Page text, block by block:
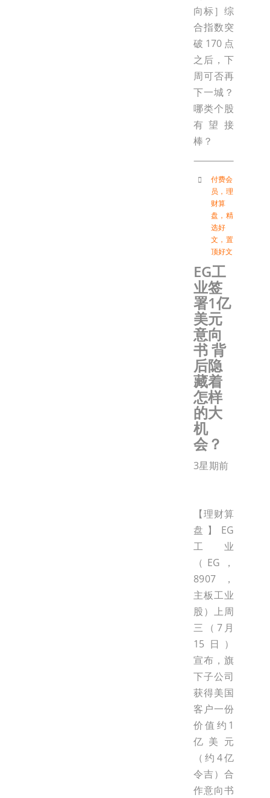
向标］综
合指数突
破170点
之后，下
周可否再
下一城？
哪类个股
有望接
棒？
付费会
员 ， 理
财算
盘 ， 精
选好
文 ， 置
顶好文
EG工
业签
署1亿
美元
意向
书 背
后隐
藏着
怎样
的大
机
会？
3星期前
【理财算
盘】EG
工业
（EG，
8907，
主板工业
股）上周
三（7月
15日）
宣布，旗
下子公司
获得美国
客户一份
价值约1
亿美元
（约4亿
令吉）合
作意向书